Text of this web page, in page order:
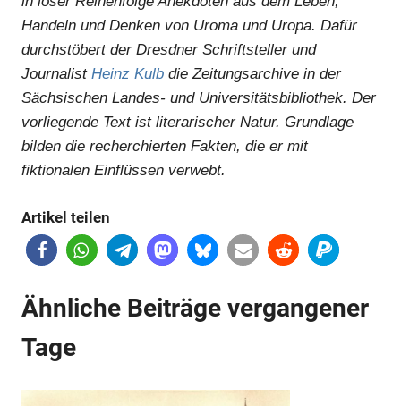
Handeln und Denken von Uroma und Uropa. Dafür
durchstöbert der Dresdner Schriftsteller und
Journalist Heinz Kulb die Zeitungsarchive in der
Sächsischen Landes- und Universitätsbibliothek. Der
vorliegende Text ist literarischer Natur. Grundlage
bilden die recherchierten Fakten, die er mit
fiktionalen Einflüssen verwebt.
Artikel teilen
Ähnliche Beiträge vergangener
Tage